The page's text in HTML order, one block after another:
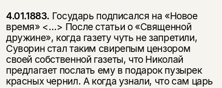
4.01.1883. Государь подписался на «Новое
время» <…> После статьи о «Священной
дружине», когда газету чуть не запретили,
Суворин стал таким свире­пым цензором
своей собственной газеты, что Николай
предлагает послать ему в подарок пузырек
красных чернил. А когда узнали, что сам царь